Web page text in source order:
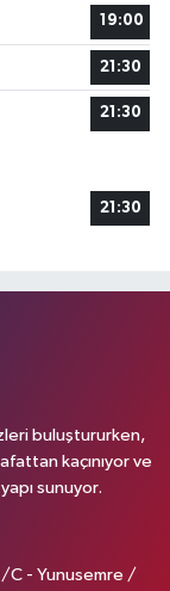
19:00
21:30
21:30
21:30
buluştururken,
kaçınıyor ve
sunuyor.
C - Yunusemre /